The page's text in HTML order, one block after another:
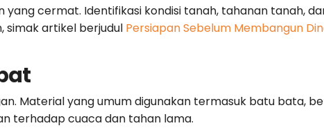
yang cermat. Identifikasi kondisi tanah, tahanan tanah,
simak artikel berjudul Persiapan Sebelum Membangun
Material yang umum digunakan termasuk batu bata,
terhadap cuaca dan tahan lama.